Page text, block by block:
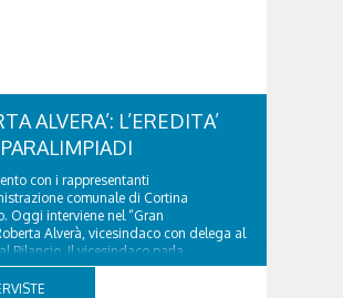
ALVERA’: L’EREDITA’
con i rappresentanti
comunale di Cortina
Oggi interviene nel “Gran
Alverà, vicesindaco con delega al
Bilancio. Il vicesindaco parla
delle Paralimpiadi Milano Cortina 2026,
e di come...